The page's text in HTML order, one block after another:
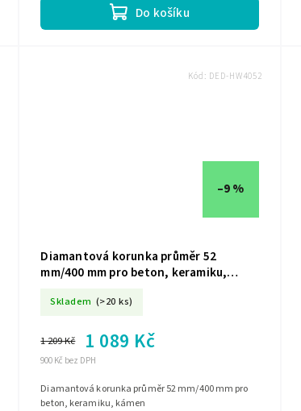
Do košíku
–9 %
Diamantová korunka průměr 52
mm/400 mm pro beton, keramiku,
Skladem (>20 ks)
900 Kč bez DPH
1 209 Kč 1 089 Kč
Diamantová korunka průměr 52 mm/400 mm pro
beton, keramiku, kámen
Kód: DED-HW4052